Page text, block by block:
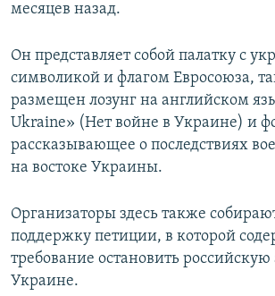
месяцев назад.
Он представляет собой палатку с
символикой и флагом Евросоюза,
размещен лозунг на английском
Ukraine» (Нет войне в Украине) и
рассказывающее о последствиях
на востоке Украины.
Организаторы здесь также
поддержку петиции, в которой
требование остановить российскую
Украине.